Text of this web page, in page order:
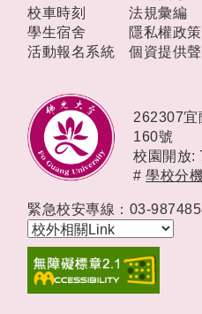
校車時刻
學生宿舍
活動報名系統
法規彙編
隱私權政
個資提供
262307宜
160號
校園開放:
# 學校分
緊急校安專線：03-